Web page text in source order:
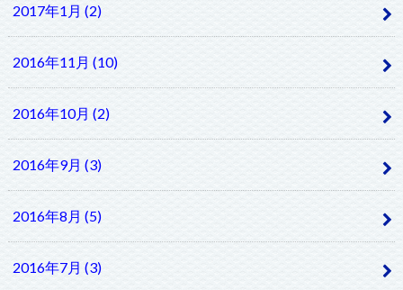
2017年1月 (2)
2016年11月 (10)
2016年10月 (2)
2016年9月 (3)
2016年8月 (5)
2016年7月 (3)